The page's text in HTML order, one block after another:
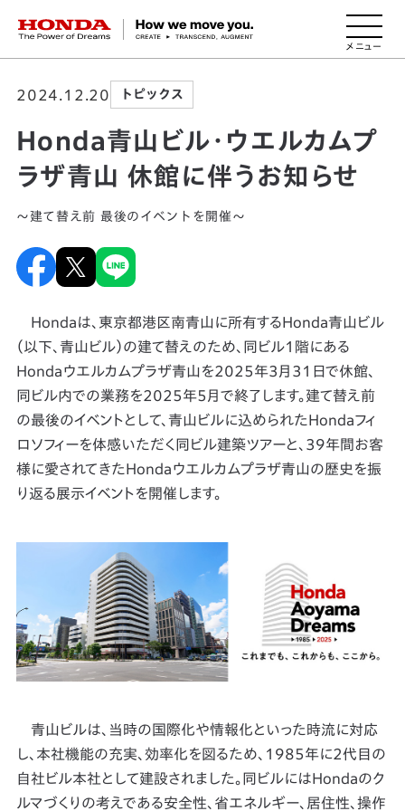
HONDA The Power of Dreams
2024.12.20 トピックス
Honda青山ビル・ウエルカムプ
ラザ青山 休館に伴うお知らせ
～建て替え前 最後のイベントを開催～
Hondaは、東京都港区南青山に所有するHonda青山ビル
（以下、青山ビル）の建て替えのため、同ビル1階にある
Hondaウエルカムプラザ青山を2025年3月31日で休館、
同ビル内での業務を2025年5月で終了します。建て替え前
の最後のイベントとして、青山ビルに込められたHondaフィ
ロソフィーを体感いただく同ビル建築ツアーと、39年間お客
様に愛されてきたHondaウエルカムプラザ青山の歴史を振
り返る展示イベントを開催します。
青山ビルは、当時の国際化や情報化といった時流に対応
し、本社機能の充実、効率化を図るため、1985年に2代目の
自社ビル本社として建設されました。同ビルにはHondaのク
ルマづくりの考えである安全性、省エネルギー、居住性、操作